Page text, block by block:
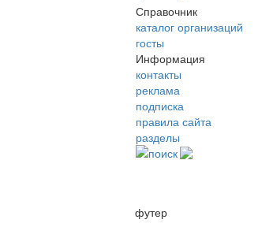
Справочник
каталог организаций
госты
Информация
контакты
реклама
подписка
правила сайта
разделы
поиск
футер